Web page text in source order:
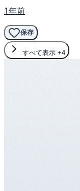
1年前
保存
すべて表示 +4